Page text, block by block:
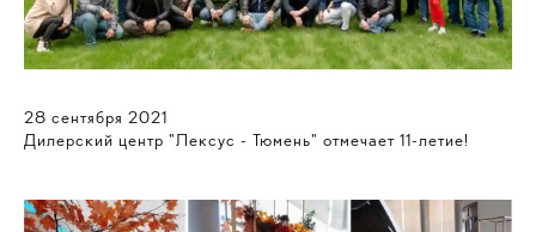
28 сентября 2021
Дилерский центр "Лексус - Тюмень" отмечает 11-летие!